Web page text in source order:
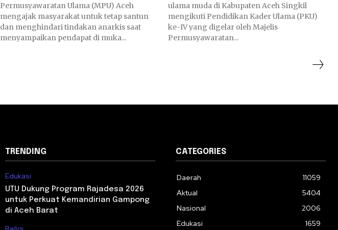
Permusyawaratan Ulama (MPU) Aceh
mengajak masyarakat untuk tetap santun
dan menghindari tindakan anarkis saat
menyampaikan pendapat di muka...
ulama muda di Kabupaten Aceh Singkil
mengikuti Pendidikan Kader Ulama (PKU)
ke-IV yang digelar oleh Majelis
Permusyawaratan...
TRENDING
Edukasi
UTU Dukung Program Rajadesa 2026
untuk Perkuat Kemandirian Gampong
di Aceh Barat
CATEGORIES
Daerah
11059
Aktual
5404
Nasional
2006
Edukasi
1659